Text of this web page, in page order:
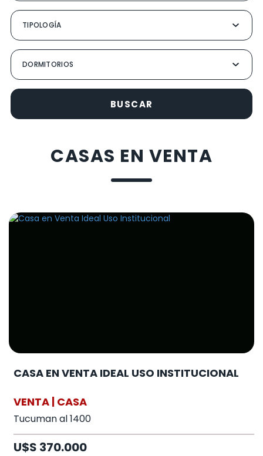
BUSCAR
CASAS EN VENTA
CASA EN VENTA IDEAL USO INSTITUCIONAL
VENTA | CASA
Tucuman al 1400
U$S 370.000